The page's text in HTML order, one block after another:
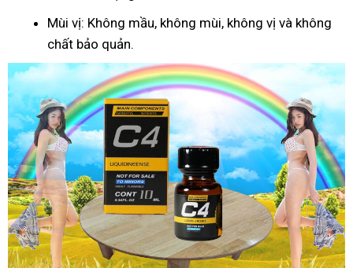
Mùi vị: Không mầu, không mùi, không vị và không
chất bảo quản.